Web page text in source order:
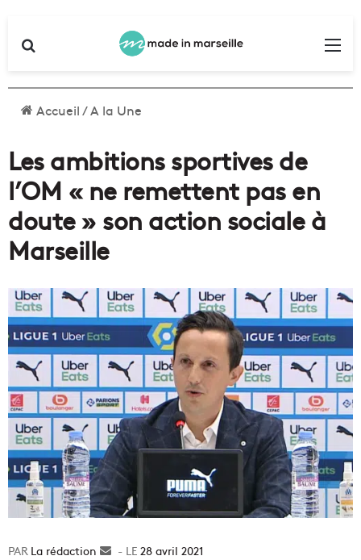
Accueil/A la Une
Les ambitions sportives de
l’OM « ne remettent pas en
doute » son action sociale à
Marseille
La rédaction
Envoyer28 avril 2021